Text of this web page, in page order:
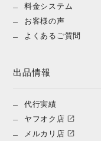
料金システム
お客様の声
よくあるご質問
出品情報
代行実績
ヤフオク店
メルカリ店